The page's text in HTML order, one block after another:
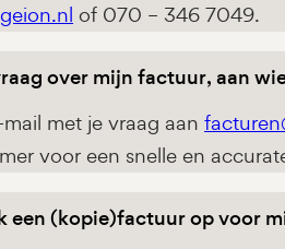
of 070 – 346 7049.
over mijn factuur, aan
met je vraag aan
voor een snelle en
een (kopie)factuur op voor